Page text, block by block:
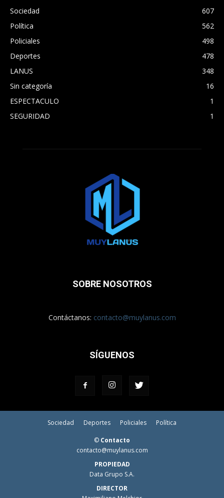
Sociedad
607
Política
562
Policiales
498
Deportes
478
LANUS
348
Sin categoría
16
ESPECTACULO
1
SEGURIDAD
1
SOBRE NOSOTROS
Contáctanos: contacto@muylanus.com
SÍGUENOS
Sociedad Deportes Policiales Política
© Contacto
contacto@muylanus.com
PROPIEDAD
Data Grupo S.A.
DIRECTOR